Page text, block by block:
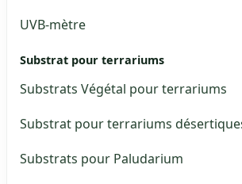
UVB-mètre
Substrat pour terrariums
Substrats Végétal pour terrariums
Substrat pour terrariums
Substrats pour Paludarium